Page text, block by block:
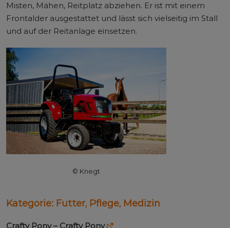
Misten, Mähen, Reitplatz abziehen. Er ist mit einem
Frontalder ausgestattet und lässt sich vielseitig im Stall
und auf der Reitanlage einsetzen.
© Knegt
Kategorie: Futter, Pflege, Medizin
Crafty Pony – Crafty Pony